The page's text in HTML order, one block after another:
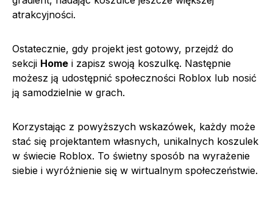
atrakcyjności.
Ostatecznie, gdy projekt jest gotowy, przejdź do
sekcji Home i zapisz swoją koszulkę. Następnie
możesz ją udostępnić społeczności Roblox lub nosić
ją samodzielnie w grach.
Korzystając z powyższych wskazówek, każdy może
stać się projektantem własnych, unikalnych koszulek
w świecie Roblox. To świetny sposób na wyrażenie
siebie i wyróżnienie się w wirtualnym społeczeństwie.